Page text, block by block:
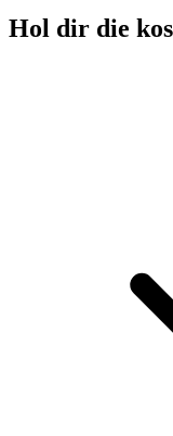
Hol dir die